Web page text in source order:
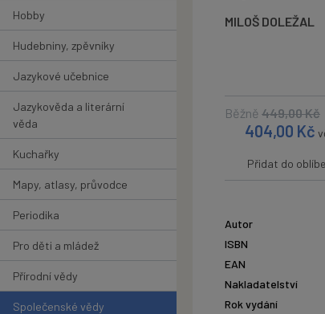
Hobby
Hudebniny, zpěvníky
Jazykové učebnice
Jazykověda a literární
věda
Kuchařky
Mapy, atlasy, průvodce
Periodika
Pro děti a mládež
Přírodní vědy
Společenské vědy
MILOŠ DOLEŽAL
Běžně 449,00Kč
404,00 Kč
Přidat do
Autor
ISBN
EAN
Nakladatelství
Rok vydání